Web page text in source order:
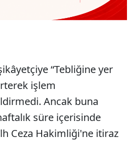
“Tebliğine yer
işlem
Ancak buna
süre içerisinde
Ceza Hakimliği'ne itiraz